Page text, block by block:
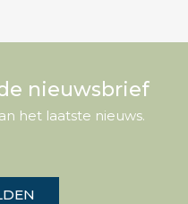
nieuwsbrief
het laatste nieuws.